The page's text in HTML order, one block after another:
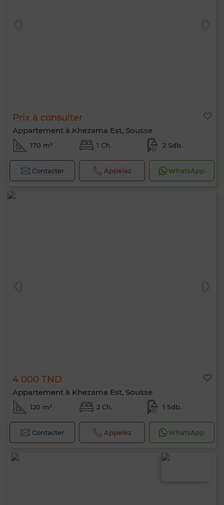
Prix à consulter
Appartement à Khezama Est, Sousse
170 m² 1 Ch. 2 Sdb.
Contacter Appelez WhatsApp
4 000 TND
Appartement à Khezama Est, Sousse
120 m² 2 Ch. 1 Sdb.
Contacter Appelez WhatsApp